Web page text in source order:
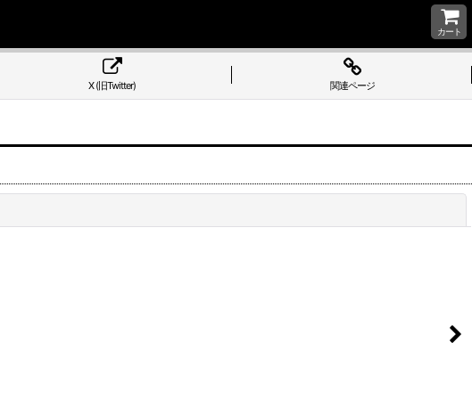
カート
X (旧Twitter) 関連ページ